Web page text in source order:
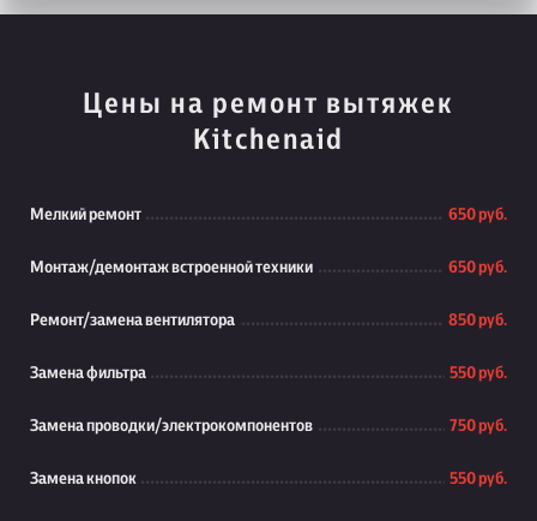
Цены на ремонт вытяжек
Kitchenaid
Мелкий ремонт 650 руб.
Монтаж/демонтаж встроенной техники 650 руб.
Ремонт/замена вентилятора 850 руб.
Замена фильтра 550 руб.
Замена проводки/электрокомпонентов 750 руб.
Замена кнопок 550 руб.